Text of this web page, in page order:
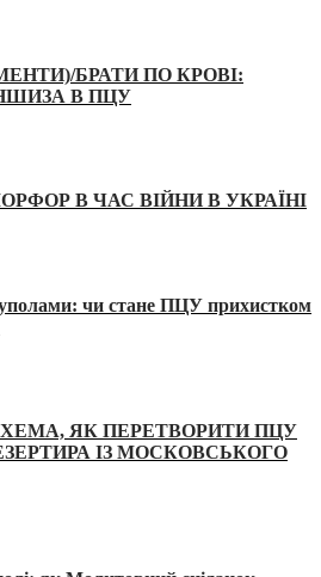
БРАТИ ПО КРОВІ:
В ПЦУ
В ЧАС ВІЙНИ В УКРАЇНІ
чи стане ПЦУ прихистком
ЯК ПЕРЕТВОРИТИ ПЦУ
ІЗ МОСКОВСЬКОГО